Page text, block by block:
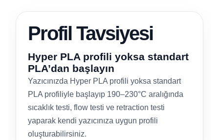
Profil Tavsiyesi
Hyper PLA profili yoksa standart
PLA’dan başlayın
Yazıcınızda Hyper PLA profili yoksa standart
PLA profiliyle başlayıp 190–230°C aralığında
sıcaklık testi, flow testi ve retraction testi
yaparak kendi yazıcınıza uygun profili
oluşturabilirsiniz.